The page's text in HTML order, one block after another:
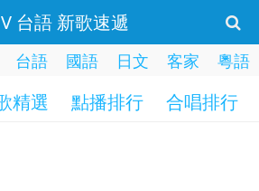
台語 新歌速遞
台語 國語 日文 客家 粵語
精選 點播排行 合唱排行